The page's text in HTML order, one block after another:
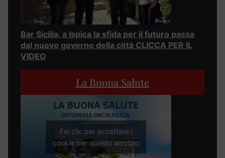
Bar Sicilia, a Ispica la sfida per il futuro passa
dal nuovo governo della città CLICCA PER IL
VIDEO
La Buona Salute
Fai clic per accettare i
cookie per questo servizio